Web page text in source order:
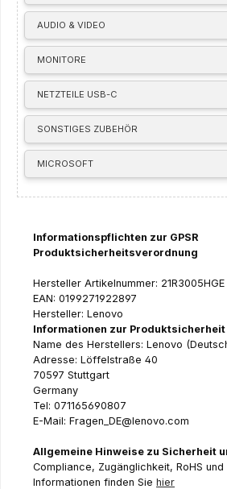
AUDIO & VIDEO
MONITORE
NETZTEILE USB-C
SONSTIGES ZUBEHÖR
MICROSOFT
Informationspflichten zur GPSR
Produktsicherheitsverordnung
Hersteller Artikelnummer: 21R3005HGE
EAN: 0199271922897
Hersteller: Lenovo
Informationen zur Produktsicherheit
Name des Herstellers: Lenovo
Adresse: Löffelstraße 40
70597 Stuttgart
Germany
Tel: 071165690807
E-Mail: Fragen_DE@lenovo.com
Allgemeine Hinweise zu Sicherheit
Compliance, Zugänglichkeit, RoHS und
Informationen finden Sie hier